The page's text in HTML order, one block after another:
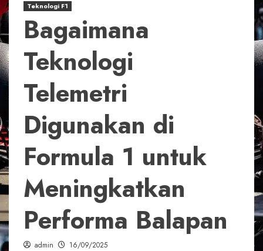
Teknologi F1
Bagaimana
Teknologi
Telemetri
Digunakan di
Formula 1 untuk
Meningkatkan
Performa Balapan
admin 16/09/2025